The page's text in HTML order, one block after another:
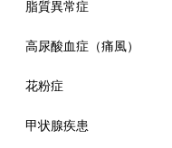
脂質異常症
高尿酸血症（痛風）
花粉症
甲状腺疾患